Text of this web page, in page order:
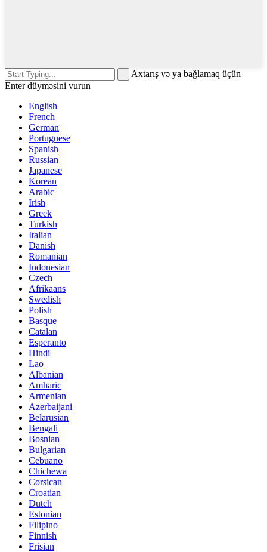
Axtarış və ya bağlamaq üçün
Enter düyməsini vurun
English
French
German
Portuguese
Spanish
Russian
Japanese
Korean
Arabic
Irish
Greek
Turkish
Italian
Danish
Romanian
Indonesian
Czech
Afrikaans
Swedish
Polish
Basque
Catalan
Esperanto
Hindi
Lao
Albanian
Amharic
Armenian
Azerbaijani
Belarusian
Bengali
Bosnian
Bulgarian
Cebuano
Chichewa
Corsican
Croatian
Dutch
Estonian
Filipino
Finnish
Frisian